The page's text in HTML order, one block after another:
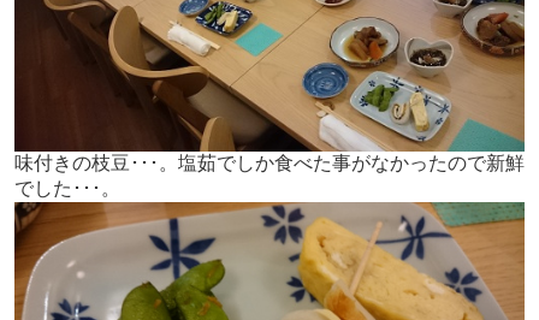
味付きの枝豆･･･。塩茹でしか食べた事がなかったので新鮮
でした･･･。